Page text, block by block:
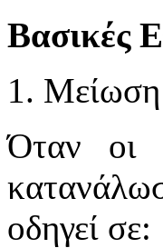
Βασικές
1. Μείωση
Όταν οι
οδηγεί σε: